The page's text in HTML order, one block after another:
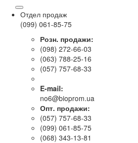
Отдел продаж
(099) 061-85-75
Розн. продажи:
(098) 272-66-03
(063) 788-25-16
(057) 757-68-33
E-mail:
no6@bioprom.ua
Опт. продажи:
(057) 757-68-33
(099) 061-85-75
(068) 343-13-81